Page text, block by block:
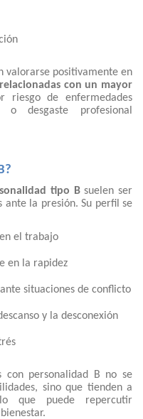
valorarse positivamente en
relacionadas con un mayor
riesgo de enfermedades
o desgaste profesional
tipo Bsuelen ser
ante la presión. Su perfil se
el trabajo
en la rapidez
situaciones de conflicto
y la desconexión
con personalidad B no se
sino que tienden a
que puede repercutir